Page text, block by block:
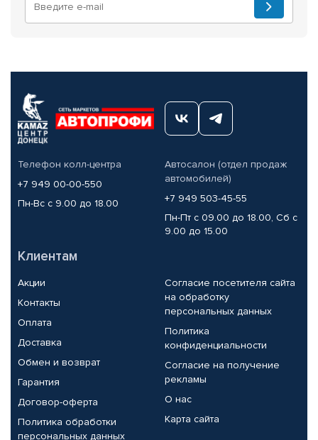
Телефон колл-центра
+7 949 00-00-550
Пн-Вс с 9.00 до 18.00
Автосалон (отдел продаж
автомобилей)
+7 949 503-45-55
Пн-Пт с 09.00 до 18.00, Сб с
9.00 до 15.00
Клиентам
Акции
Контакты
Оплата
Доставка
Обмен и возврат
Гарантия
Договор-оферта
Политика обработки
персональных данных
Согласие посетителя сайта
на обработку
персональных данных
Политика
конфиденциальности
Согласие на получение
рекламы
О нас
Карта сайта